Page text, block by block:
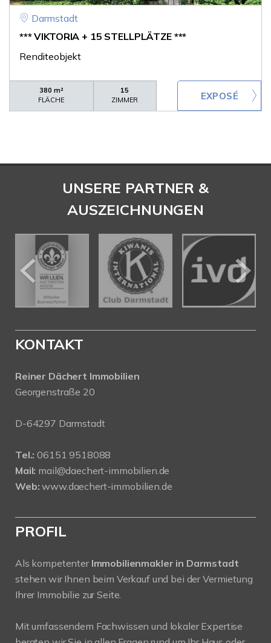
Darmstadt
*** VIKTORIA + 15 STELLPLÄTZE ***
Renditeobjekt
380 m²
FLÄCHE
15
ZIMMER
UNSERE PARTNER &
AUSZEICHNUNGEN
KONTAKT
Reiner Dächert Immobilien
Georgenstraße 20
D-64297 Darmstadt
Tel.: 06151 9518088
Mail: mail@daechert-immobilien.de
Web: www.daechert-immobilien.de
PROFIL
Als kompetenter Immobilienmakler in Darmstadt
stehen wir Ihnen beim Verkauf und bei der Vermietung
Ihrer Immobilie zur Seite.
Mit umfassendem Fachwissen und lokaler Expertise